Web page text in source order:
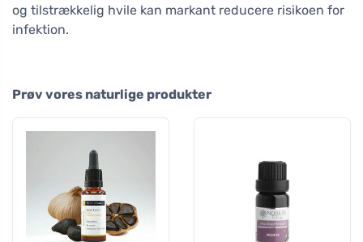
og tilstrækkelig hvile kan markant reducere risikoen for
infektion.
Prøv vores naturlige produkter